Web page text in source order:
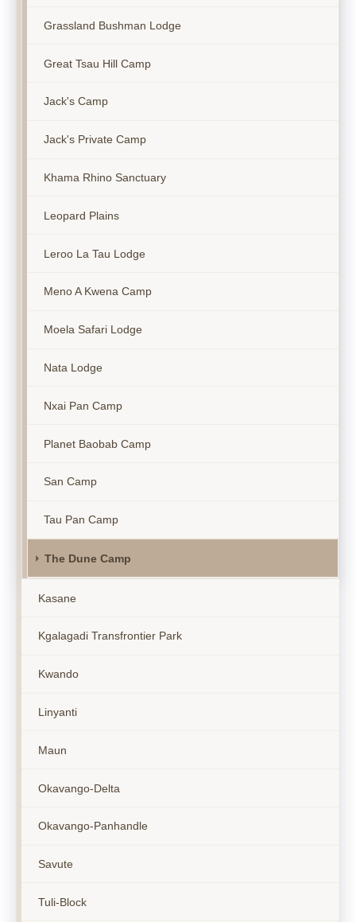
Grassland Bushman Lodge
Great Tsau Hill Camp
Jack's Camp
Jack's Private Camp
Khama Rhino Sanctuary
Leopard Plains
Leroo La Tau Lodge
Meno A Kwena Camp
Moela Safari Lodge
Nata Lodge
Nxai Pan Camp
Planet Baobab Camp
San Camp
Tau Pan Camp
The Dune Camp
Kasane
Kgalagadi Transfrontier Park
Kwando
Linyanti
Maun
Okavango-Delta
Okavango-Panhandle
Savute
Tuli-Block